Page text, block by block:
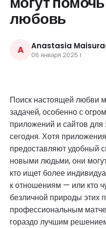
любовь
A Anastasia
06 января 2025 г.
Поиск настоящей любви
задачей, особенно с
приложений и сайтов для
сегодня. Хотя
предоставляют удобный
новыми людьми, они
кто ищет более
к отношениям — или кто
безличной природы
профессиональным
гораздо лучшим